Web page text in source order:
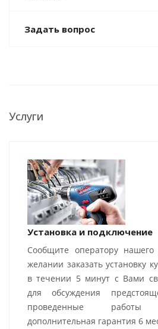
Задать вопрос
Услуги
Установка и подключение
Сообщите оператору
желании заказать установку
в течении 5 минут с Вами
для обсуждения
проведенные работы
дополнительная гарантия 6